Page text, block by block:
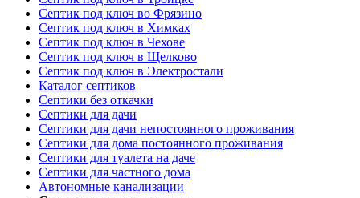
Септик под ключ во Фрязино
Септик под ключ в Химках
Септик под ключ в Чехове
Септик под ключ в Щелково
Септик под ключ в Электростали
Каталог септиков
Септики без откачки
Септики для дачи
Септики для дачи непостоянного проживания
Септики для дома постоянного проживания
Септики для туалета на даче
Септики для частного дома
Автономные канализации